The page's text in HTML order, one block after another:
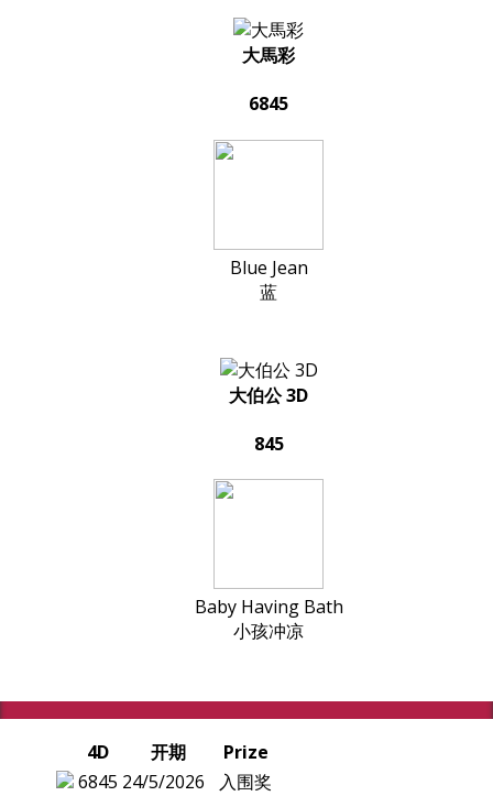
大馬彩
6845
Blue Jean
蓝
大伯公 3D
845
Baby Having Bath
小孩冲凉
4D 开期
Prize
6845 24/5/2026
入围奖